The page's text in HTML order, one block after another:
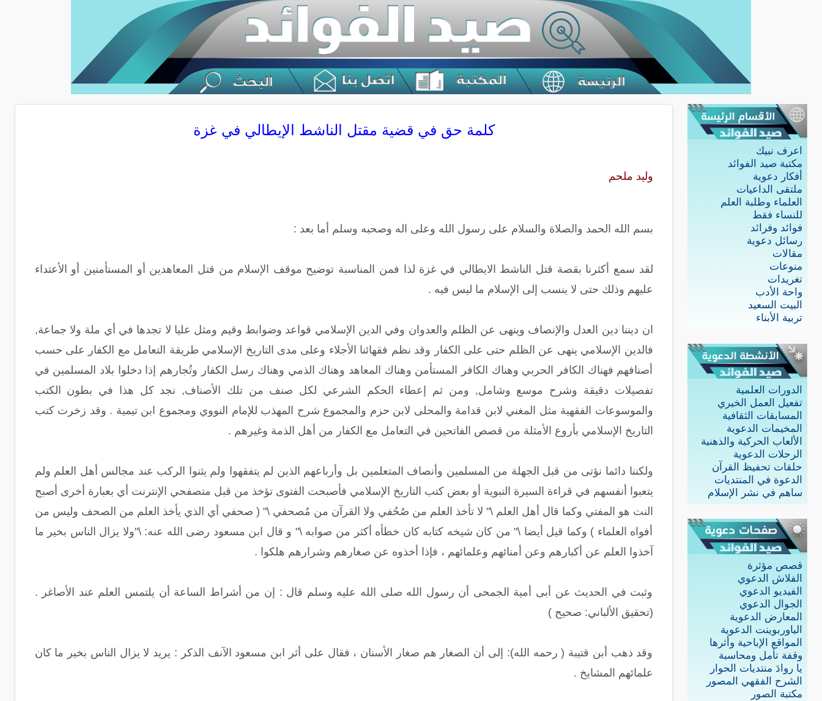
اعرف نبيك
مكتبة صيد الفوائد
أفكار دعوية
ملتقى الداعيات
العلماء وطلبة العلم
للنساء فقط
فوائد وفرائد
رسائل دعوية
مقالات
منوعات
تغريدات
واحة الأدب
البيت السعيد
تربية الأبناء
الدورات العلمية
تفعيل العمل الخيري
المسابقات الثقافية
المخيمات الدعوية
الألعاب الحركية والذهنية
الرحلات الدعوية
حلقات تحفيظ القرآن
الدعوة في المنتديات
ساهم في نشر الإسلام
قصص مؤثرة
الفلاش الدعوي
الفيديو الدعوي
الجوال الدعوي
المعارض الدعوية
الباوربوينت الدعوية
المواقع الإباحية وأثرها
وقفة تأمل ومحاسبة
يا روادَ منتديات الحوار
الشرح الفقهي المصور
مكتبة الصور
كلمة حق في قضية مقتل الناشط الإيطالي في غزة
وليد ملحم
بسم الله الحمد والصلاة والسلام على رسول الله وعلى اله وصحبه وسلم أما بعد :
لقد سمع أكثرنا بقصة قتل الناشط الايطالي في غزة لذا فمن المناسبة توضيح موقف الإسلام من قتل المعاهدين أو المستأمنين أو الأعتداء
عليهم وذلك حتى لا ينسب إلى الإسلام ما ليس فيه .
ان ديننا دين العدل والإنصاف وينهى عن الظلم والعدوان وفي الدين الإسلامي قواعد وضوابط وقيم ومثل عليا لا تجدها في أي ملة ولا جماعة,
فالدين الإسلامي ينهى عن الظلم حتى على الكفار وقد نظم فقهائنا الأجلاء وعلى مدى التاريخ الإسلامي طريقة التعامل مع الكفار على حسب
أصنافهم فهناك الكافر الحربي وهناك الكافر المستأمن وهناك المعاهد وهناك الذمي وهناك رسل الكفار وتُجارهم إذا دخلوا بلاد المسلمين في
تفصيلات دقيقة وشرح موسع وشامل, ومن ثم إعطاء الحكم الشرعي لكل صنف من تلك الأصناف, نجد كل هذا في بطون الكتب
والموسوعات الفقهية مثل المغني لابن قدامة والمحلى لابن حزم والمجموع شرح المهذب للإمام النووي ومجموع ابن تيمية . وقد زخرت كتب
التاريخ الإسلامي بأروع الأمثلة من قصص الفاتحين في التعامل مع الكفار من أهل الذمة وغيرهم .
ولكننا دائما نؤتى من قبل الجهلة من المسلمين وأنصاف المتعلمين بل وأرباعهم الذين لم يتفقهوا ولم يثنوا الركب عند مجالس أهل العلم ولم
يتعبوا أنفسهم في قراءة السيرة النبوية أو بعض كتب التاريخ الإسلامي فأصبحت الفتوى تؤخذ من قبل متصفحي الإنترنت أي بعبارة أخرى أصبح
النت هو المفتي وكما قال أهل العلم \" لا تأخذ العلم من صُحُفي ولا القرآن من مُصحفي \" ( صحفي أي الذي يأخذ العلم من الصحف وليس من
أفواه العلماء ) وكما قيل أيضا \" من كان شيخه كتابه كان خطأه أكثر من صوابه \" و قال ابن مسعود رضى الله عنه: \"ولا يزال الناس بخير ما
آخذوا العلم عن أكبارهم وعن أمنائهم وعلمائهم ، فإذا أخذوه عن صغارهم وشرارهم هلكوا .
وثبت في الحديث عن أبى أمية الجمحى أن رسول الله صلى الله عليه وسلم قال : إن من أشراط الساعة أن يلتمس العلم عند الأصاغر .
(تحقيق الألباني: صحيح )
وقد ذهب أبن قتيبة ( رحمه الله): إلى أن الصغار هم صغار الأسنان ، فقال على أثر ابن مسعود الآنف الذكر : يريد لا يزال الناس بخير ما كان
علمائهم المشايخ .